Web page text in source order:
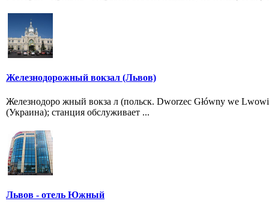
Железнодорожный вокзал (Львов)
Железнодоро жный вокза л (польск. Dworzec Główny we
(Украина); станция обслуживает ...
Львов - отель Южный